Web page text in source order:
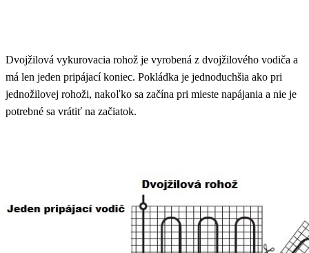
Dvojžilová vykurovacia rohož je vyrobená z dvojžilového vodiča a
má len jeden pripájací koniec. Pokládka je jednoduchšia ako pri
jednožilovej rohoži, nakoľko sa začína pri mieste napájania a nie je
potrebné sa vrátiť na začiatok.